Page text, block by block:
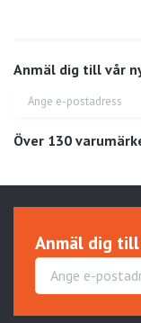
Anmäl dig till vår
Över 130
Anmäl dig